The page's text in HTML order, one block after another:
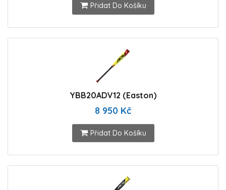
Přidat Do Košíku
YBB20ADV12 (Easton)
8 950 Kč
Přidat Do Košíku